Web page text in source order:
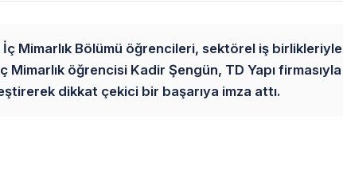
Mimarlık Bölümü öğrencileri, sektörel iş birlikleriyle
öğrencisi Kadir Şengün, TD Yapı firmasıyla
dikkat çekici bir başarıya imza attı.